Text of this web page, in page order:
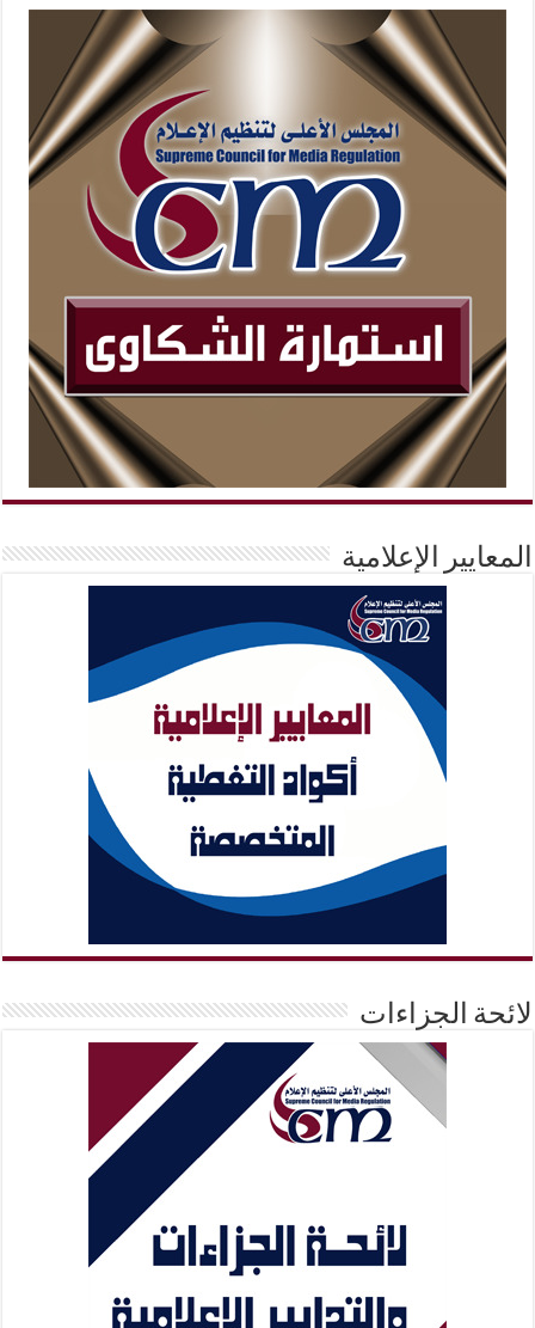
المعايير الإعلامية
لائحة الجزاءات